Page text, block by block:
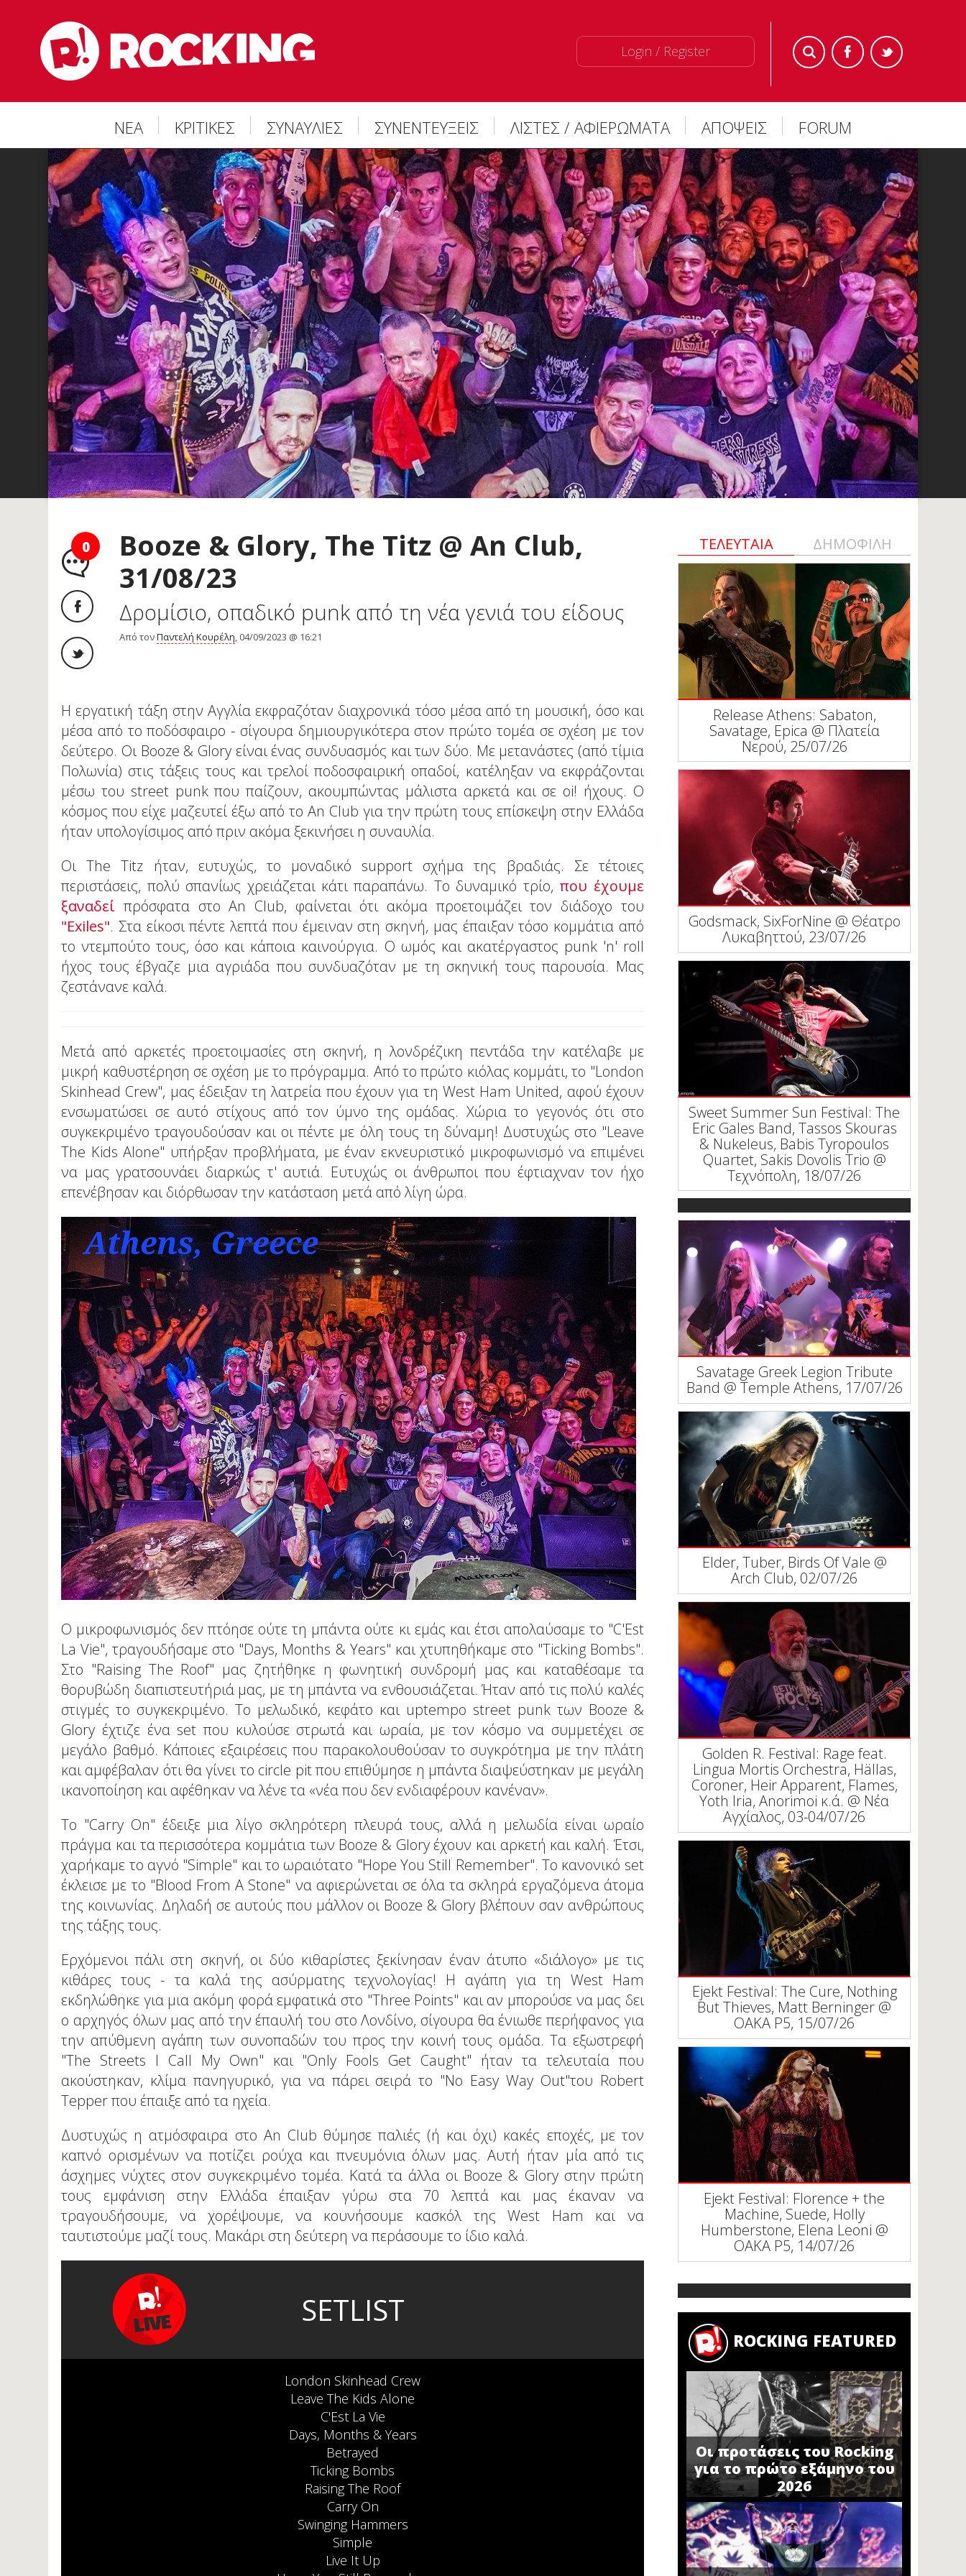
Login / Register
ΝΕΑ ΚΡΙΤΙΚΕΣ ΣΥΝΑΥΛΙΕΣ ΣΥΝΕΝΤΕΥΞΕΙΣ ΛΙΣΤΕΣ / ΑΦΙΕΡΩΜΑΤΑ ΑΠΟΨΕΙΣ FORUM
0
Booze & Glory, The Titz @ An Club,
31/08/23
Δρομίσιο, οπαδικό punk από τη νέα γενιά του είδους
Από τονΠαντελή Κουρέλη, 04/09/2023 @ 16:21
Η εργατική τάξη στην Αγγλία εκφραζόταν διαχρονικά τόσο μέσα από τη μουσική, όσο και
μέσα από το ποδόσφαιρο - σίγουρα δημιουργικότερα στον πρώτο τομέα σε σχέση με τον
δεύτερο. Οι Booze & Glory είναι ένας συνδυασμός και των δύο. Με μετανάστες (από τίμια
Πολωνία) στις τάξεις τους και τρελοί ποδοσφαιρική οπαδοί, κατέληξαν να εκφράζονται
μέσω του street punk που παίζουν, ακουμπώντας μάλιστα αρκετά και σε oi! ήχους. Ο
κόσμος που είχε μαζευτεί έξω από το An Club για την πρώτη τους επίσκεψη στην Ελλάδα
ήταν υπολογίσιμος από πριν ακόμα ξεκινήσει η συναυλία.
Οι The Titz ήταν, ευτυχώς, το μοναδικό support σχήμα της βραδιάς. Σε τέτοιες
περιστάσεις, πολύ σπανίως χρειάζεται κάτι παραπάνω. Το δυναμικό τρίο, που έχουμε
ξαναδεί πρόσφατα στο An Club, φαίνεται ότι ακόμα προετοιμάζει τον διάδοχο του
"Exiles". Στα είκοσι πέντε λεπτά που έμειναν στη σκηνή, μας έπαιξαν τόσο κομμάτια από
το ντεμπούτο τους, όσο και κάποια καινούργια. Ο ωμός και ακατέργαστος punk 'n' roll
ήχος τους έβγαζε μια αγριάδα που συνδυαζόταν με τη σκηνική τους παρουσία. Μας
ζεστάνανε καλά.
Μετά από αρκετές προετοιμασίες στη σκηνή, η λονδρέζικη πεντάδα την κατέλαβε με
μικρή καθυστέρηση σε σχέση με το πρόγραμμα. Από το πρώτο κιόλας κομμάτι, το "London
Skinhead Crew", μας έδειξαν τη λατρεία που έχουν για τη West Ham United, αφού έχουν
ενσωματώσει σε αυτό στίχους από τον ύμνο της ομάδας. Χώρια το γεγονός ότι στο
συγκεκριμένο τραγουδούσαν και οι πέντε με όλη τους τη δύναμη! Δυστυχώς στο "Leave
The Kids Alone" υπήρξαν προβλήματα, με έναν εκνευριστικό μικροφωνισμό να επιμένει
να μας γρατσουνάει διαρκώς τ' αυτιά. Ευτυχώς οι άνθρωποι που έφτιαχναν τον ήχο
επενέβησαν και διόρθωσαν την κατάσταση μετά από λίγη ώρα.
Ο μικροφωνισμός δεν πτόησε ούτε τη μπάντα ούτε κι εμάς και έτσι απολαύσαμε το "C'Est
La Vie", τραγουδήσαμε στο "Days, Months & Years" και χτυπηθήκαμε στο "Ticking Bombs".
Στο "Raising The Roof" μας ζητήθηκε η φωνητική συνδρομή μας και καταθέσαμε τα
θορυβώδη διαπιστευτήριά μας, με τη μπάντα να ενθουσιάζεται. Ήταν από τις πολύ καλές
στιγμές το συγκεκριμένο. Το μελωδικό, κεφάτο και uptempo street punk των Booze &
Glory έχτιζε ένα set που κυλούσε στρωτά και ωραία, με τον κόσμο να συμμετέχει σε
μεγάλο βαθμό. Κάποιες εξαιρέσεις που παρακολουθούσαν το συγκρότημα με την πλάτη
και αμφέβαλαν ότι θα γίνει το circle pit που επιθύμησε η μπάντα διαψεύστηκαν με μεγάλη
ικανοποίηση και αφέθηκαν να λένε τα «νέα που δεν ενδιαφέρουν κανέναν».
Το "Carry On" έδειξε μια λίγο σκληρότερη πλευρά τους, αλλά η μελωδία είναι ωραίο
πράγμα και τα περισσότερα κομμάτια των Booze & Glory έχουν και αρκετή και καλή. Έτσι,
χαρήκαμε το αγνό "Simple" και το ωραιότατο "Hope You Still Remember". Το κανονικό set
έκλεισε με το "Blood From A Stone" να αφιερώνεται σε όλα τα σκληρά εργαζόμενα άτομα
της κοινωνίας. Δηλαδή σε αυτούς που μάλλον οι Booze & Glory βλέπουν σαν ανθρώπους
της τάξης τους.
Ερχόμενοι πάλι στη σκηνή, οι δύο κιθαρίστες ξεκίνησαν έναν άτυπο «διάλογο» με τις
κιθάρες τους - τα καλά της ασύρματης τεχνολογίας! Η αγάπη για τη West Ham
εκδηλώθηκε για μια ακόμη φορά εμφατικά στο "Three Points" και αν μπορούσε να μας δει
ο αρχηγός όλων μας από την έπαυλή του στο Λονδίνο, σίγουρα θα ένιωθε περήφανος για
την απύθμενη αγάπη των συνοπαδών του προς την κοινή τους ομάδα. Τα εξωστρεφή
"The Streets I Call My Own" και "Only Fools Get Caught" ήταν τα τελευταία που
ακούστηκαν, κλίμα πανηγυρικό, για να πάρει σειρά το "No Easy Way Out"του Robert
Tepper που έπαιξε από τα ηχεία.
Δυστυχώς η ατμόσφαιρα στο An Club θύμησε παλιές (ή και όχι) κακές εποχές, με τον
καπνό ορισμένων να ποτίζει ρούχα και πνευμόνια όλων μας. Αυτή ήταν μία από τις
άσχημες νύχτες στον συγκεκριμένο τομέα. Κατά τα άλλα οι Booze & Glory στην πρώτη
τους εμφάνιση στην Ελλάδα έπαιξαν γύρω στα 70 λεπτά και μας έκαναν να
τραγουδήσουμε, να χορέψουμε, να κουνήσουμε κασκόλ της West Ham και να
ταυτιστούμε μαζί τους. Μακάρι στη δεύτερη να περάσουμε το ίδιο καλά.
SETLIST
London Skinhead Crew
Leave The Kids Alone
C'Est La Vie
Days, Months & Years
Betrayed
Ticking Bombs
Raising The Roof
Carry On
Swinging Hammers
Simple
Live It Up
ΤΕΛΕΥΤΑΙΑ ΔΗΜΟΦΙΛΗ
Release Athens: Sabaton,
Savatage, Epica @ Πλατεία
Νερού, 25/07/26
Godsmack, SixForNine @ Θέατρο
Λυκαβηττού, 23/07/26
Sweet Summer Sun Festival: The
Eric Gales Band, Tassos Skouras
& Nukeleus, Babis Tyropoulos
Quartet, Sakis Dovolis Trio @
Τεχνόπολη, 18/07/26
Savatage Greek Legion Tribute
Band @ Temple Athens, 17/07/26
Elder, Tuber, Birds Of Vale @
Arch Club, 02/07/26
Golden R. Festival: Rage feat.
Lingua Mortis Orchestra, Hällas,
Coroner, Heir Apparent, Flames,
Yoth Iria, Anorimoi κ.ά. @ Νέα
Αγχίαλος, 03-04/07/26
Ejekt Festival: The Cure, Nothing
But Thieves, Matt Berninger @
ΟΑΚΑ P5, 15/07/26
Ejekt Festival: Florence + the
Machine, Suede, Holly
Humberstone, Elena Leoni @
ΟΑΚΑ P5, 14/07/26
ROCKING FEATURED
Οι προτάσεις του Rocking
για το πρώτο εξάμηνο του
2026